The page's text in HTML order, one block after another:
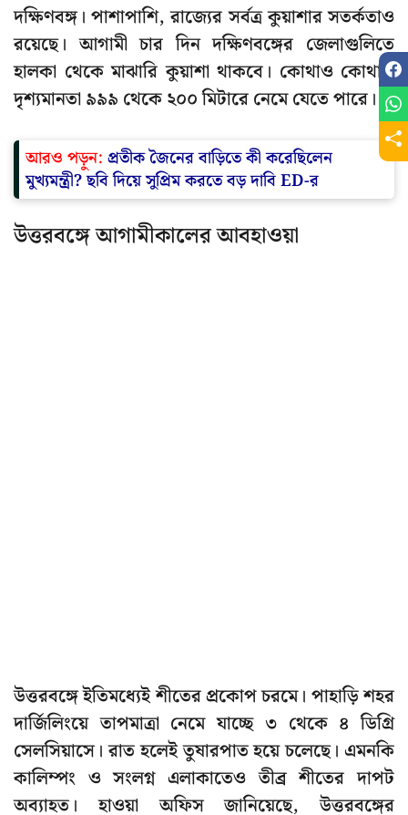
দক্ষিণবঙ্গ। পাশাপাশি, রাজ্যের সর্বত্র কুয়াশার সতর্কতাও
রয়েছে। আগামী চার দিন দক্ষিণবঙ্গের জেলাগুলিতে
হালকা থেকে মাঝারি কুয়াশা থাকবে। কোথাও কোথাও
দৃশ্যমানতা ৯৯৯ থেকে ২০০ মিটারে নেমে যেতে পারে।
আরও পড়ুন: প্রতীক জৈনের বাড়িতে কী করেছিলেন
মুখ্যমন্ত্রী? ছবি দিয়ে সুপ্রিম করতে বড় দাবি ED-র
উত্তরবঙ্গে আগামীকালের আবহাওয়া
উত্তরবঙ্গে ইতিমধ্যেই শীতের প্রকোপ চরমে। পাহাড়ি শহর
দার্জিলিংয়ে তাপমাত্রা নেমে যাচ্ছে ৩ থেকে ৪ ডিগ্রি
সেলসিয়াসে। রাত হলেই তুষারপাত হয়ে চলেছে। এমনকি
কালিম্পং ও সংলগ্ন এলাকাতেও তীব্র শীতের দাপট
অব্যাহত। হাওয়া অফিস জানিয়েছে, উত্তরবঙ্গের